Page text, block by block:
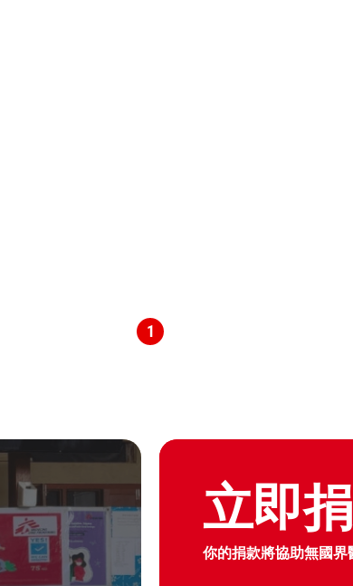
1
立即
你的捐款將協助無國
Graphic of hand with heart